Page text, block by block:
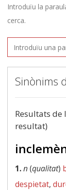
Introduïu la
cerca.
Sinònims
Resultats de
resultat)
1.n(qualitat)
despietat,